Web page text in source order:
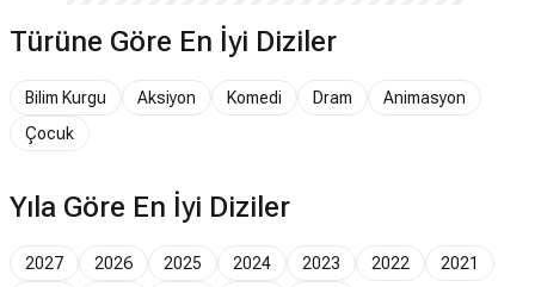
Türüne Göre En İyi Diziler
Bilim Kurgu Aksiyon Komedi Dram
Animasyon
Çocuk
Yıla Göre En İyi Diziler
2027 2026 2025 2024 2023 2022
2021